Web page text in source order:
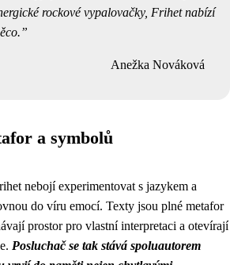
rockové vypalovačky, Frihet nabízí
Anežka Nováková
a symbolů
nebojí experimentovat s jazykem a
do víru emocí. Texty jsou plné metafor
prostor pro vlastní interpretaci a otevírají
Posluchač se tak stává spoluautorem